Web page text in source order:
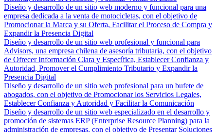
Diseño y desarrollo de un sitio web moderno y funcional para una
empresa dedicada a la venta de motocicletas, con el objetivo de
Promocionar la Marca y su Oferta, Facilitar el Proceso de Compra y
Expandir la Presencia Digital
Diseño y desarrollo de un sitio web profesional y funcional para
Advisors, una empresa chilena de asesoría tributaria, con el objetivo
de Ofrecer Información Clara y Específica, Establecer Confianza y
Autoridad, Promover el Cumplimiento Tributario y Expandir la
Presencia Digital
Diseño y desarrollo de un sitio web profesional para un bufete de
abogados, con el objetivo de Promocionar los Servicios Legales,
Establecer Confianza y Autoridad y Facilitar la Comunicación
Diseño y desarrollo de un sitio web especializado en el desarrollo y
promoción de sistemas ERP (Enterprise Resource Planning) para la
administración de empresas, con el objetivo de Presentar Soluciones